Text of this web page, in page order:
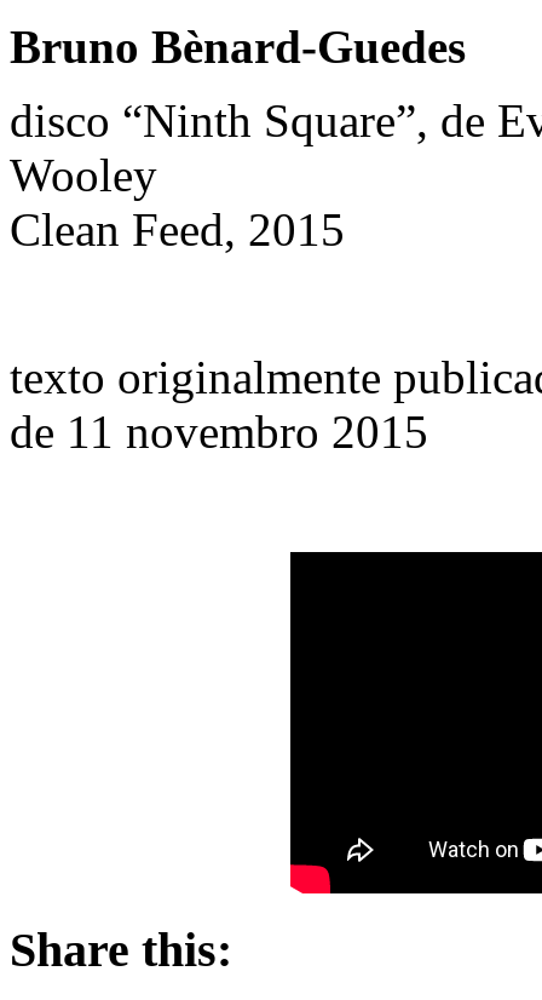
Bruno Bènard-Guedes
disco “Ninth Square”, de
Wooley
Clean Feed, 2015
texto originalmente
de 11 novembro 2015
Share this: